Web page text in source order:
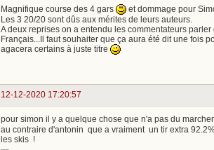
Magnifique course des 4 gars
et dommage pour
Les 3 20/20 sont dûs aux mérites de leurs auteurs.
A deux reprises on a entendu les commentateurs
Français...Il faut souhaiter que ça aura été dit une fois
agacera certains à juste titre
12-12-2020 17:20:57
pour simon il y a quelque chose que n'a pas du
au contraire d'antonin que a vraiment un tir extra
les skis !